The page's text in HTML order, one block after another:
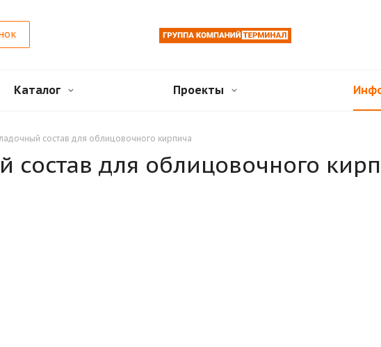
Каталог Проекты
состав для облицовочного кирпича
состав для облицовочного